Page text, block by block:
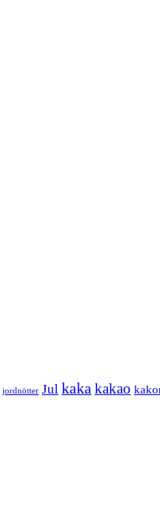
jordnötter Jul kaka kakao